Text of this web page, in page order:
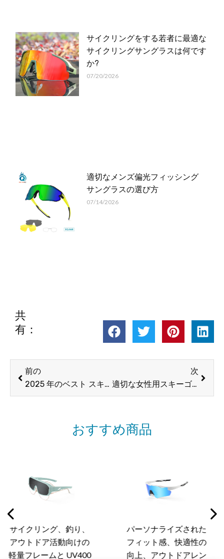
サイクリングをする若者に最適な
サイクリングサングラスは何です
か?
07/20/2026
適切なメンズ偏光フィッシング
サングラスの選び方
07/14/2026
共
有：
前へ
前の
2025 年のベスト スキー ゴーグル: スキー愛好家のための完全ガイド
次
適切な女性用スキーゴーグルを選ぶことがなぜそれほど重要なのでしょうか?
おすすめ商品
り、
けの
パーソナライズされた
フィット感、快適性の
向上、アウトドアレン
サイクリン
ドアアクティ
けの軽量設